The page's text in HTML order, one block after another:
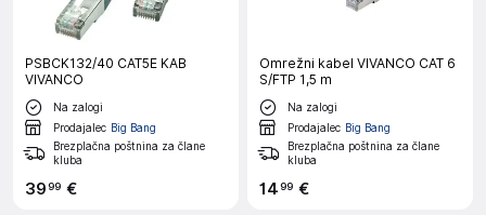
PSBCK132/40 CAT5E KAB
VIVANCO
Na zalogi
Prodajalec Big Bang
Brezplačna poštnina za člane
kluba
3999 €
Omrežni kabel VIVANCO CAT 6
S/FTP 1,5 m
Na zalogi
Prodajalec Big Bang
Brezplačna poštnina za člane
kluba
1499 €